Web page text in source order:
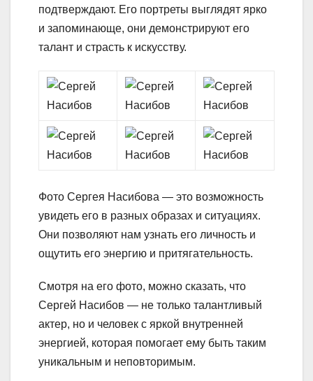
подтверждают. Его портреты выглядят ярко
и запоминающе, они демонстрируют его
талант и страсть к искусству.
Фото Сергея Насибова — это возможность
увидеть его в разных образах и ситуациях.
Они позволяют нам узнать его личность и
ощутить его энергию и притягательность.
Смотря на его фото, можно сказать, что
Сергей Насибов — не только талантливый
актер, но и человек с яркой внутренней
энергией, которая помогает ему быть таким
уникальным и неповторимым.